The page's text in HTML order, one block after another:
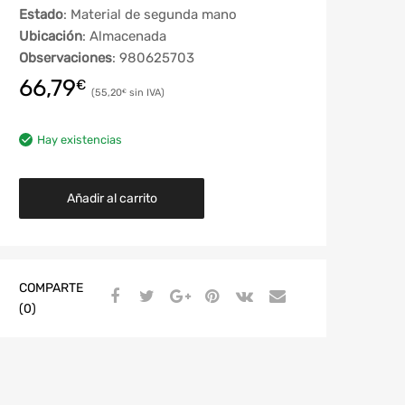
Estado: Material de segunda mano
Ubicación: Almacenada
Observaciones: 980625703
66,79€ 55,20€
Hay existencias
Añadir al carrito
COMPARTE
(0)